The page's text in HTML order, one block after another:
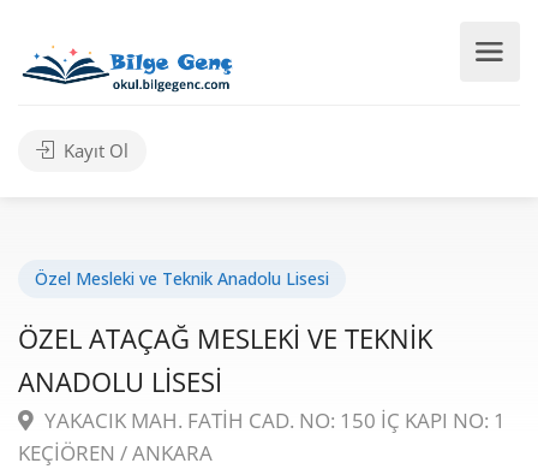
Kayıt Ol
Özel Mesleki ve Teknik Anadolu Lisesi
ÖZEL ATAÇAĞ MESLEKİ VE TEKNİK
ANADOLU LİSESİ
YAKACIK MAH. FATİH CAD. NO: 150 İÇ KAPI NO: 1
KEÇİÖREN / ANKARA